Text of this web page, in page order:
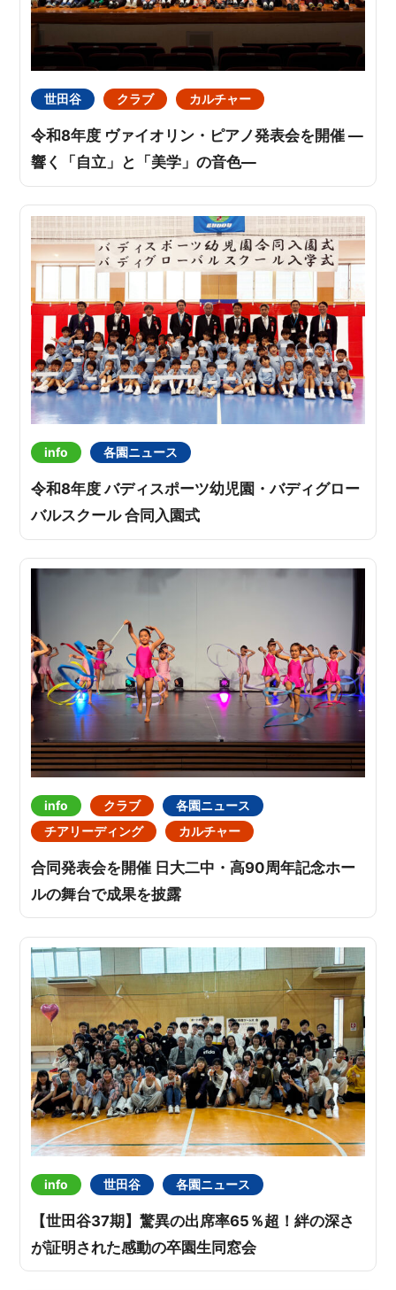
世田谷 クラブ カルチャー
令和8年度 ヴァイオリン・ピアノ発表会を開催 ―
響く「自立」と「美学」の音色―
info 各園ニュース
令和8年度 バディスポーツ幼児園・バディグロー
バルスクール 合同入園式
info クラブ
各園ニュース
チアリーディング
カルチャー
合同発表会を開催 日大二中・高90周年記念ホー
ルの舞台で成果を披露
info 世田谷 各園ニュース
【世田谷37期】驚異の出席率65％超！絆の深さ
が証明された感動の卒園生同窓会